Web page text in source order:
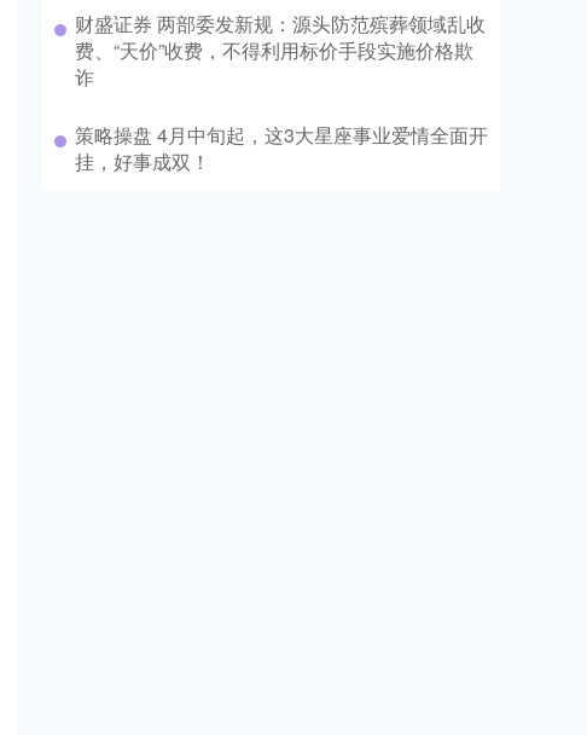
财盛证券 两部委发新规：源头防范殡葬领域乱收
费、“天价”收费，不得利用标价手段实施价格欺
诈
策略操盘 4月中旬起，这3大星座事业爱情全面开
挂，好事成双！